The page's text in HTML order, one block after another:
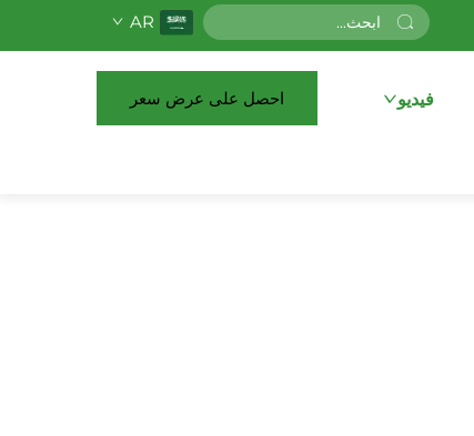
AR
فيديو احصل على عرض سعر